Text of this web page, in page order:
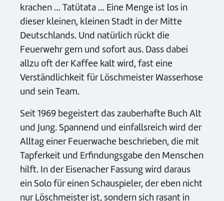
krachen … Tatütata … Eine Menge ist los in
dieser kleinen, kleinen Stadt in der Mitte
Deutschlands. Und natürlich rückt die
Feuerwehr gern und sofort aus. Dass dabei
allzu oft der Kaffee kalt wird, fast eine
Verständlichkeit für Löschmeister Wasserhose
und sein Team.
Seit 1969 begeistert das zauberhafte Buch Alt
und Jung. Spannend und einfallsreich wird der
Alltag einer Feuerwache beschrieben, die mit
Tapferkeit und Erfindungsgabe den Menschen
hilft. In der Eisenacher Fassung wird daraus
ein Solo für einen Schauspieler, der eben nicht
nur Löschmeister ist, sondern sich rasant in